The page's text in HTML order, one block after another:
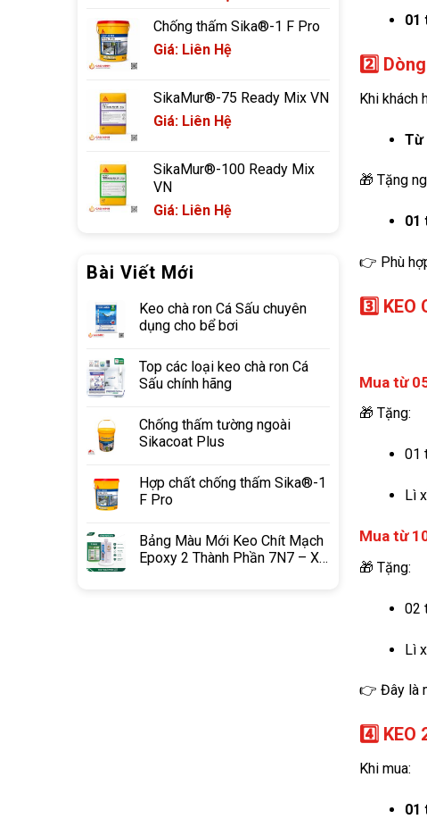
Chống thấm Sika®-1 F Pro
Giá: Liên Hệ
SikaMur®-75 Ready Mix VN
Giá: Liên Hệ
SikaMur®-100 Ready Mix
VN
Giá: Liên Hệ
Bài Viết Mới
Keo chà ron Cá Sấu chuyên
dụng cho bể bơi
Top các loại keo chà ron Cá
Sấu chính hãng
Chống thấm tường ngoài
Sikacoat Plus
Hợp chất chống thấm Sika®-1
F Pro
Bảng Màu Mới Keo Chít Mạch
Epoxy 2 Thành Phần 7N7 – Xu
01
2️⃣
Khi khách
Từ
🎁 Tặng
01
👉 Phù
3️⃣
Mua từ
🎁 Tặng:
01
Lì
Mua từ
🎁 Tặng:
02
Lì
👉 Đây là
4️⃣
Khi mua:
01